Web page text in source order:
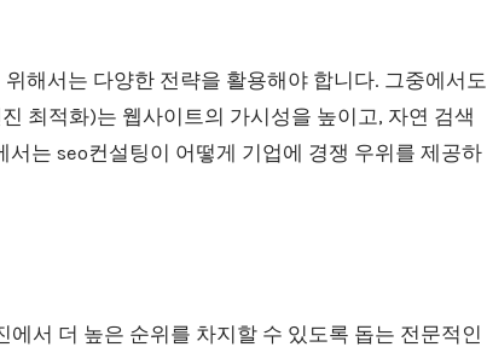
해서는 다양한 전략을 활용해야 합니다. 그중에서도
최적화)는 웹사이트의 가시성을 높이고, 자연 검색
는 seo컨설팅이 어떻게 기업에 경쟁 우위를 제공하
서 더 높은 순위를 차지할 수 있도록 돕는 전문적인